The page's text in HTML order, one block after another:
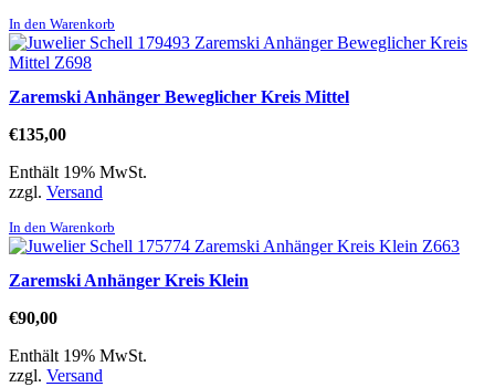
In den Warenkorb
Zaremski Anhänger Beweglicher Kreis Mittel
€135,00
Enthält 19% MwSt.
zzgl. Versand
In den Warenkorb
Zaremski Anhänger Kreis Klein
€90,00
Enthält 19% MwSt.
zzgl. Versand